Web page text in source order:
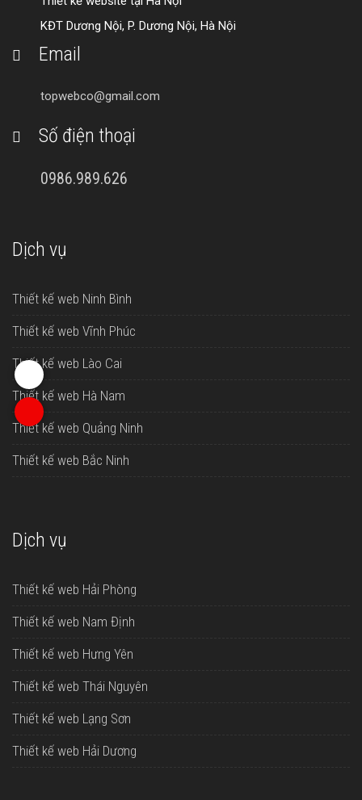
KĐT Dương Nội, P. Dương Nội, Hà Nội
Email
topwebco@gmail.com
Số điện thoại
0986.989.626
Dịch vụ
Thiết kế web Ninh Bình
Thiết kế web Vĩnh Phúc
Thiết kế web Lào Cai
Thiết kế web Hà Nam
Thiết kế web Quảng Ninh
Thiết kế web Bắc Ninh
Dịch vụ
Thiết kế web Hải Phòng
Thiết kế web Nam Định
Thiết kế web Hưng Yên
Thiết kế web Thái Nguyên
Thiết kế web Lạng Sơn
Thiết kế web Hải Dương